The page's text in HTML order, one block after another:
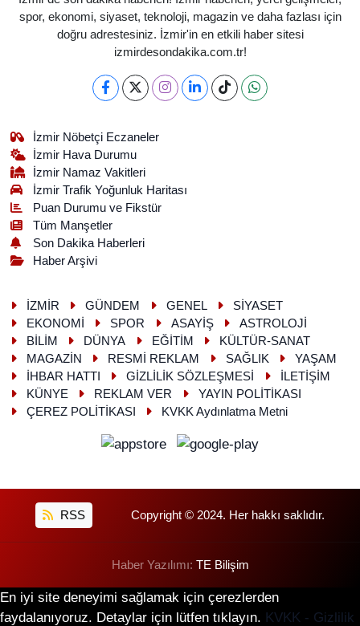
spor, ekonomi, siyaset, teknoloji, magazin ve daha fazlası için
doğru adrestesiniz. İzmir'in en etkili haber sitesi
izmirdesondakika.com.tr!
İzmir Nöbetçi Eczaneler
İzmir Hava Durumu
İzmir Namaz Vakitleri
İzmir Trafik Yoğunluk Haritası
Puan Durumu ve Fikstür
Tüm Manşetler
Son Dakika Haberleri
Haber Arşivi
İZMİR GÜNDEM GENEL
SİYASET
EKONOMİ
SPOR ASAYİŞ
ASTROLOJİ
BİLİM
DÜNYA EĞİTİM
KÜLTÜR-SANAT
MAGAZİN
RESMİ REKLAM SAĞLIK
YAŞAM
İHBAR HATTI
GİZLİLİK SÖZLEŞMESİ
İLETİŞİM
KÜNYE
REKLAM VER
YAYIN POLİTİKASI
ÇEREZ POLİTİKASI
KVKK Aydınlatma Metni
RSS Copyright © 2024. Her hakkı saklıdır.
Haber Yazılımı: TE Bilişim
En iyi site deneyimi sağlamak için çerezlerden
faydalanıyoruz. Detaylar için lütfen tıklayın. KVKK - Gizlilik